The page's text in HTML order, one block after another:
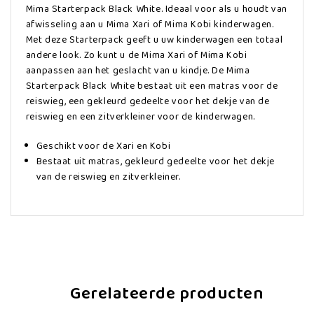
Mima Starterpack Black White. Ideaal voor als u houdt van
afwisseling aan u Mima Xari of Mima Kobi kinderwagen.
Met deze Starterpack geeft u uw kinderwagen een totaal
andere look. Zo kunt u de Mima Xari of Mima Kobi
aanpassen aan het geslacht van u kindje. De Mima
Starterpack Black White bestaat uit een matras voor de
reiswieg, een gekleurd gedeelte voor het dekje van de
reiswieg en een zitverkleiner voor de kinderwagen.
Geschikt voor de Xari en Kobi
Bestaat uit matras, gekleurd gedeelte voor het dekje
van de reiswieg en zitverkleiner.
Gerelateerde producten